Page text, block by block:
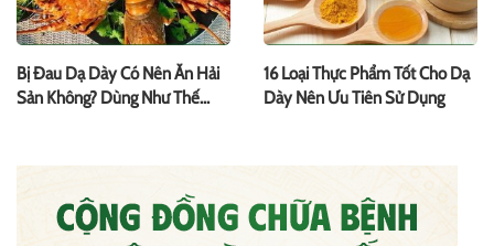
Bị Đau Dạ Dày Có Nên Ăn Hải
Sản Không? Dùng Như Thế
16 Loại Thực Phẩm Tốt Cho Dạ
Dày Nên Ưu Tiên Sử Dụng